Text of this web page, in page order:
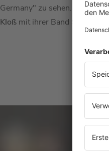
Germany" zu sehen. 2020
Kloß mit ihrer Band Silbermond